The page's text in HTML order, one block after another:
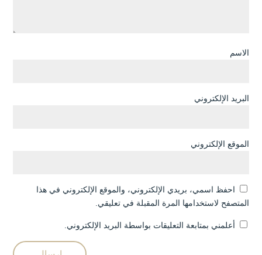
الاسم
البريد الإلكتروني
الموقع الإلكتروني
احفظ اسمي، بريدي الإلكتروني، والموقع الإلكتروني في هذا
المتصفح لاستخدامها المرة المقبلة في تعليقي.
أعلمني بمتابعة التعليقات بواسطة البريد الإلكتروني.